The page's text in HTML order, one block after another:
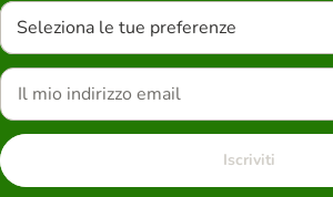
Seleziona le tue preferenze
Iscriviti